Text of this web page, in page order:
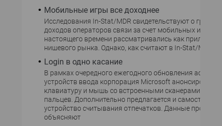
Мобильные игры все доходнее
Исследования In-Stat/MDR свидетельствуют о
доходов операторов связи за счет мобильных игр,
настоящего времени рассматривались как
нишевого рынка. Однако, как считают в In-Stat/MDR, к
Login в одно касание
В рамках очередного ежегодного обновления
устройств ввода корпорация Microsoft анонсировала
клавиатуру и мышь со встроенными сканерами
пальцев. Дополнительно предлагается и
устройство считывания отпечатков. Данные
объясняют